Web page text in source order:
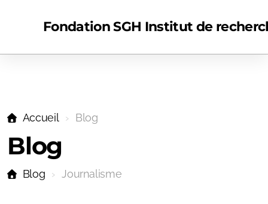
Fondation SGH Institut de
Accueil Blog
Blog
Blog Journalisme
Recherche